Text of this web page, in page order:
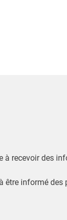
à recevoir des
être informé